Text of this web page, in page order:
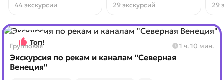
44 экскурсии 29 экскурсий 29
Топ!
Групповая 1 ч. 10 мин.
Экскурсия по рекам и каналам "Северная
Венеция"